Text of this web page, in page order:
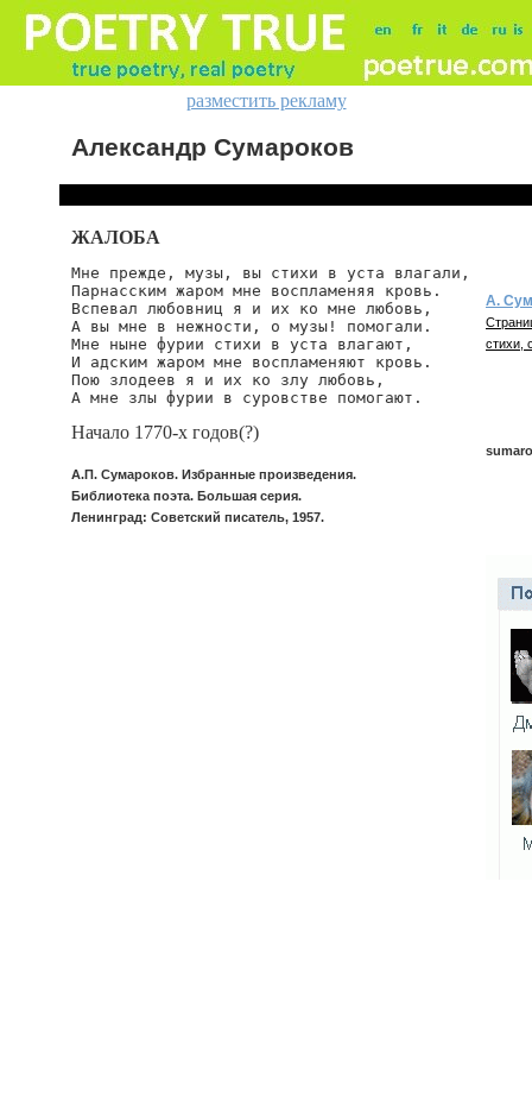
разместить рекламу
Александр Сумароков
ЖАЛОБА
Мне прежде, музы, вы стихи в уста влагали,
Парнасским жаром мне воспламеняя кровь.
Вспевал любовниц я и их ко мне любовь,
А вы мне в нежности, о музы! помогали.
Мне ныне фурии стихи в уста влагают,
И адским жаром мне воспламеняют кровь.
Пою злодеев я и их ко злу любовь,
А мне злы фурии в суровстве помогают.
Начало 1770-х годов(?)
А.П. Сумароков. Избранные произведения.
Библиотека поэта. Большая серия.
Ленинград: Советский писатель, 1957.
А.
стихи,